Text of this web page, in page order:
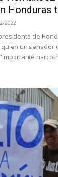
Honduras
2022
de
un senador